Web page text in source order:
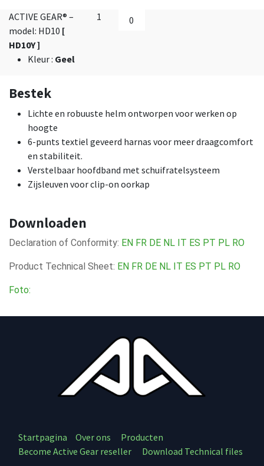
ACTIVE GEAR® –
model: HD10 [
HD10Y ]
Kleur: Geel
1
Bestek
Lichte en robuuste helm ontworpen voor werken op
hoogte
6-punts textiel geveerd harnas voor meer draagcomfort
en stabiliteit.
Verstelbaar hoofdband met schuifratelsysteem
Zijsleuven voor clip-on oorkap
Downloaden
Declaration of Conformity: EN FR DE NL IT ES PT PL RO
Product Technical Sheet: EN FR DE NL IT ES PT PL RO
Foto:
Startpagina Over ons
Producten
Become Active Gear reseller
Download Technical files